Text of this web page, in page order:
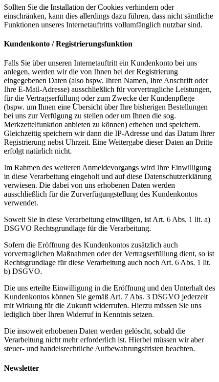
Sollten Sie die Installation der Cookies verhindern oder
einschränken, kann dies allerdings dazu führen, dass nicht sämtliche
Funktionen unseres Internetauftritts vollumfänglich nutzbar sind.
Kundenkonto / Registrierungsfunktion
Falls Sie über unseren Internetauftritt ein Kundenkonto bei uns
anlegen, werden wir die von Ihnen bei der Registrierung
eingegebenen Daten (also bspw. Ihren Namen, Ihre Anschrift oder
Ihre E-Mail-Adresse) ausschließlich für vorvertragliche Leistungen,
für die Vertragserfüllung oder zum Zwecke der Kundenpflege
(bspw. um Ihnen eine Übersicht über Ihre bisherigen Bestellungen
bei uns zur Verfügung zu stellen oder um Ihnen die sog.
Merkzettelfunktion anbieten zu können) erheben und speichern.
Gleichzeitig speichern wir dann die IP-Adresse und das Datum Ihrer
Registrierung nebst Uhrzeit. Eine Weitergabe dieser Daten an Dritte
erfolgt natürlich nicht.
Im Rahmen des weiteren Anmeldevorgangs wird Ihre Einwilligung
in diese Verarbeitung eingeholt und auf diese Datenschutzerklärung
verwiesen. Die dabei von uns erhobenen Daten werden
ausschließlich für die Zurverfügungstellung des Kundenkontos
verwendet.
Soweit Sie in diese Verarbeitung einwilligen, ist Art. 6 Abs. 1 lit. a)
DSGVO Rechtsgrundlage für die Verarbeitung.
Sofern die Eröffnung des Kundenkontos zusätzlich auch
vorvertraglichen Maßnahmen oder der Vertragserfüllung dient, so ist
Rechtsgrundlage für diese Verarbeitung auch noch Art. 6 Abs. 1 lit.
b) DSGVO.
Die uns erteilte Einwilligung in die Eröffnung und den Unterhalt des
Kundenkontos können Sie gemäß Art. 7 Abs. 3 DSGVO jederzeit
mit Wirkung für die Zukunft widerrufen. Hierzu müssen Sie uns
lediglich über Ihren Widerruf in Kenntnis setzen.
Die insoweit erhobenen Daten werden gelöscht, sobald die
Verarbeitung nicht mehr erforderlich ist. Hierbei müssen wir aber
steuer- und handelsrechtliche Aufbewahrungsfristen beachten.
Newsletter